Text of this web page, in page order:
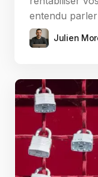
entendu
Julien